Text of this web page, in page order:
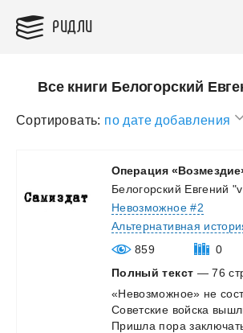
РИДЛИ
Все книги Белогорский
Сортировать: по дате добавления
Операция
Белогорский Евгений
Невозможное #2
Альтернативная
859
0
Полный текст — 76
«Невозможное» не
Советские войска
Пришла пора